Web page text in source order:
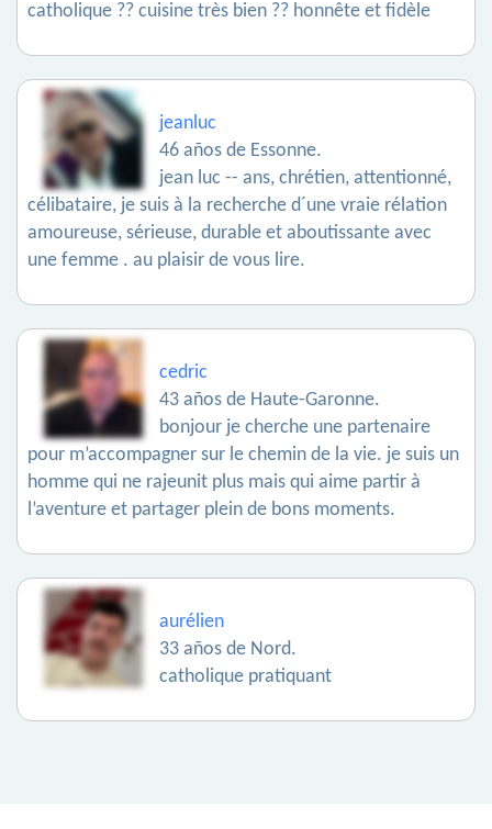
catholique ?? cuisine très bien ?? honnête et fidèle
jeanluc
46 años de Essonne.
jean luc -- ans, chrétien, attentionné,
célibataire, je suis à la recherche d´une vraie rélation
amoureuse, sérieuse, durable et aboutissante avec
une femme . au plaisir de vous lire.
cedric
43 años de Haute-Garonne.
bonjour je cherche une partenaire
pour m’accompagner sur le chemin de la vie. je suis un
homme qui ne rajeunit plus mais qui aime partir à
l’aventure et partager plein de bons moments.
aurélien
33 años de Nord.
catholique pratiquant